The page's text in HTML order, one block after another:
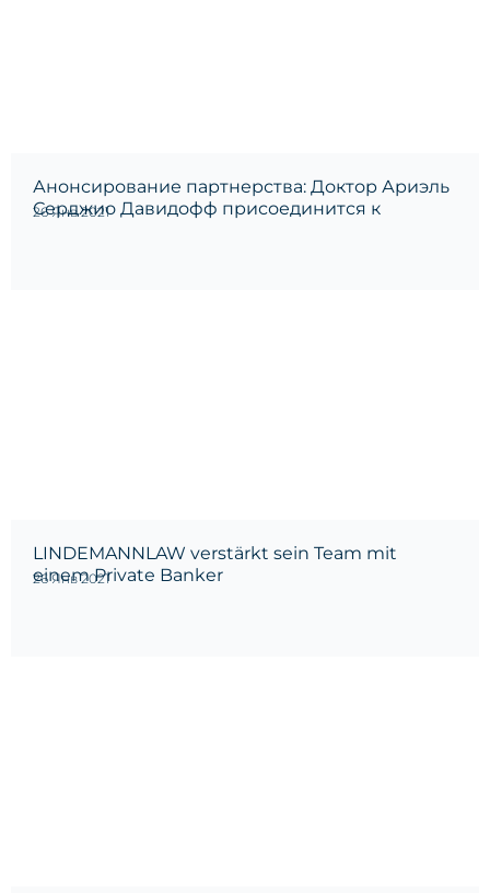
Анонсирование партнерства: Доктор Ариэль
Серджио Давидофф присоединится к
26 Янв 2021
LINDEMANNLAW verstärkt sein Team mit
einem Private Banker
26 Янв 2021